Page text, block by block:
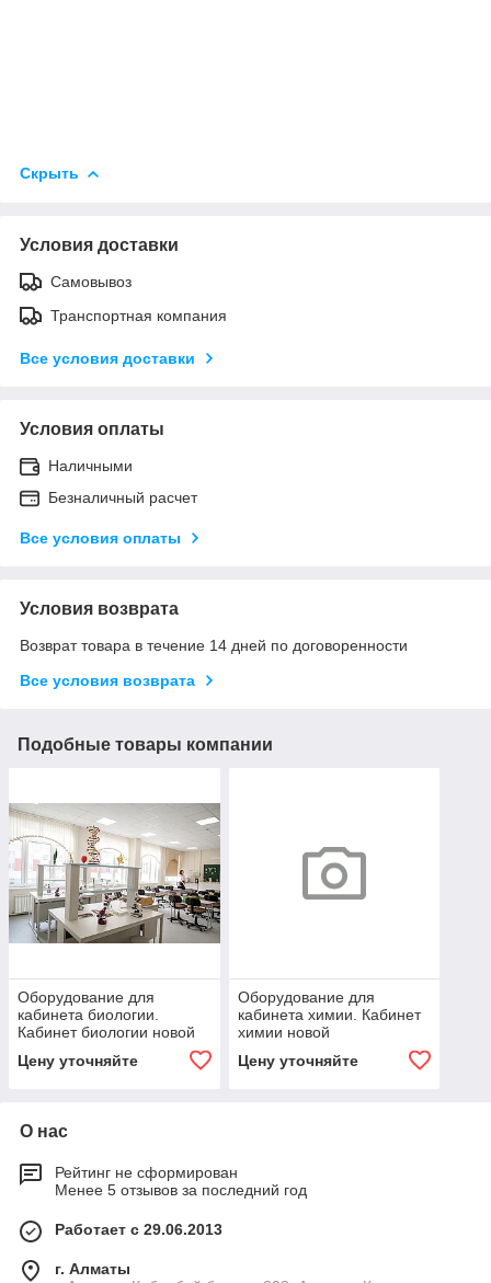
Скрыть
Условия доставки
Самовывоз
Транспортная компания
Все условия доставки
Условия оплаты
Наличными
Безналичный расчет
Все условия оплаты
Условия возврата
Возврат товара в течение 14 дней по договоренности
Все условия возврата
Подобные товары компании
Оборудование для
кабинета биологии.
Кабинет биологии новой
материально-техническим
Цену уточняйте
Оборудование для
кабинета химии. Кабинет
химии новой
материально-техническим
Цену уточняйте
О нас
Рейтинг не сформирован
Менее 5 отзывов за последний год
Работает с 29.06.2013
г. Алматы